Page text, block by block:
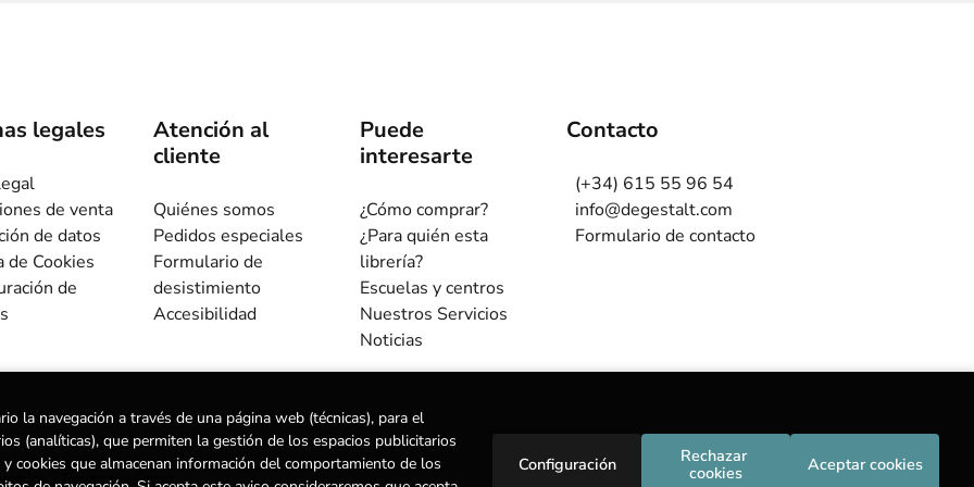
legales
de venta
de datos
de Cookies
de
Atención al
cliente
Quiénes somos
Pedidos especiales
Formulario de
desistimiento
Accesibilidad
Puede
interesarte
¿Cómo comprar?
¿Para quién esta
librería?
Escuelas y centros
Nuestros Servicios
Noticias
Contacto
(+34) 615 55 96 54
info@degestalt.com
Formulario de contacto
| Trevenque Group
la navegación a través de una página web (técnicas), para el
(analíticas), que permiten la gestión de los espacios publicitarios
cookies que almacenan información del comportamiento de los
Configuración
Rechazar
cookies
Aceptar cookies